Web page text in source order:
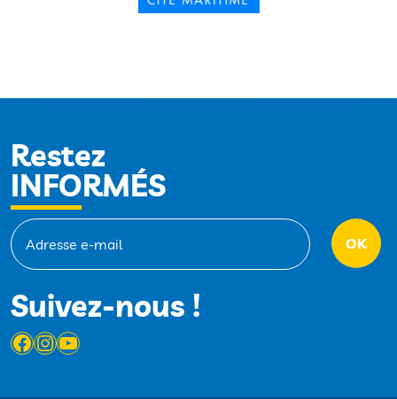
Restez
INFORMÉS
Suivez-nous !
Facebook
Instagram
YouTube